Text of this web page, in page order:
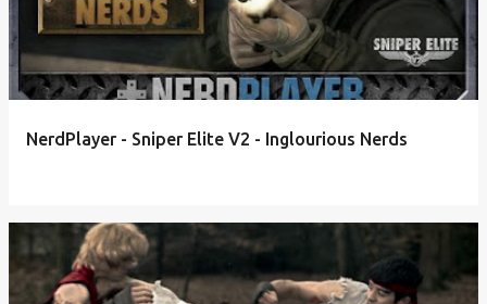
NerdPlayer - Sniper Elite V2 - Inglourious Nerds